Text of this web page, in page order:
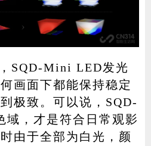
SQD-Mini LED发光
画面下都能保持稳定
极致。可以说，SQD-
，才是符合日常观影
由于全部为白光，颜